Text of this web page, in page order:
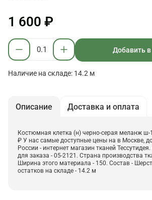
1 600 ₽
Добавить в
Наличие на складе: 14.2 м
Описание Доставка и оплата
Костюмная клетка (н) черно-серая меланж ш-
₽ У нас самые доступные цены на в Москве,
России - интернет магазин тканей
для заказа - 05-2121. Страна производства
Ширина этого материала - 150. Состав -
остатков на складе - 14.2 м